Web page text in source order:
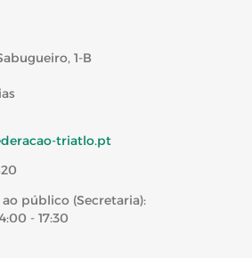
1-B
triatlo.pt
público (Secretaria):
- 17:30